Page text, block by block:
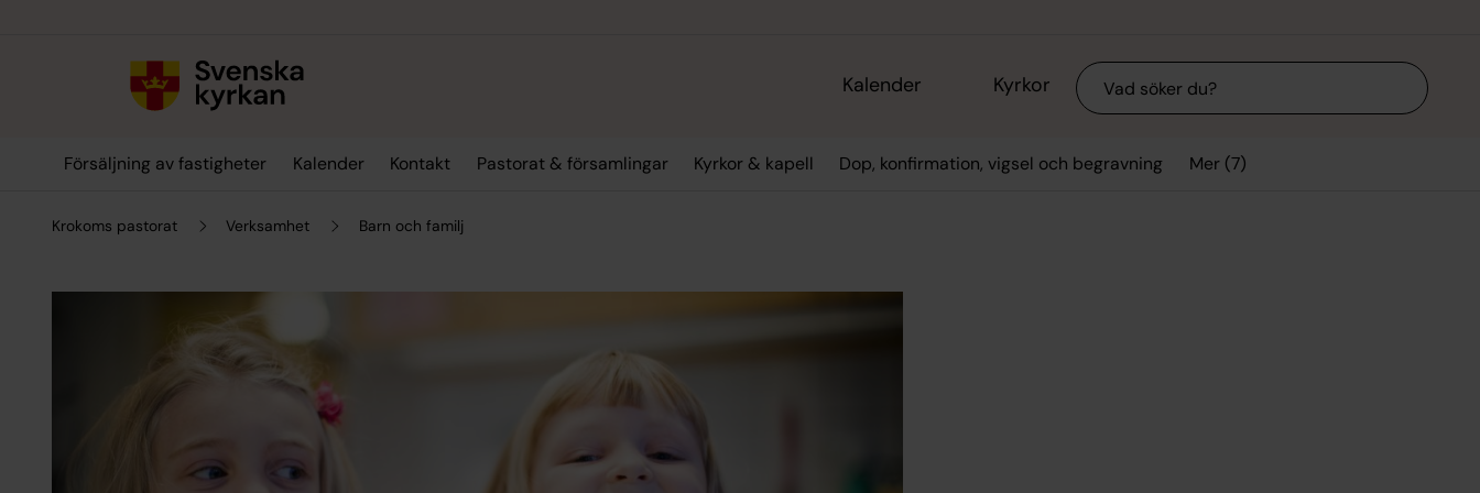
Kalender Kyrkor Sök
Försäljning av fastigheter Kalender Kontakt Pastorat & församlingar Kyrkor & kapell Dop, konfirmation, vigsel och begravning Mer (7)
Krokoms pastorat Verksamhet Barn och familj